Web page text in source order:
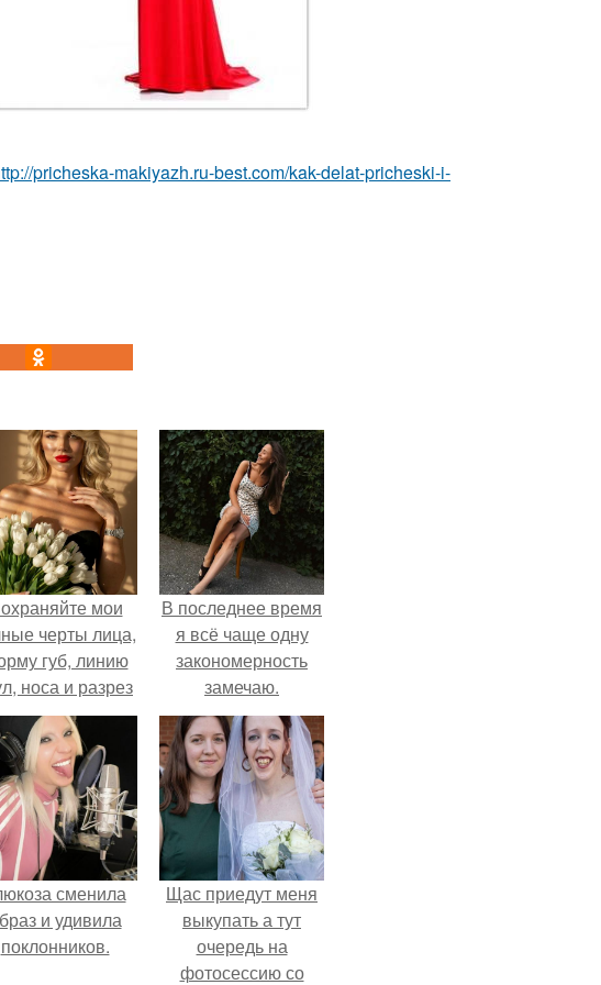
pricheska-makiyazh.ru-best.com/kak-delat-pricheski-i-
мои
черты лица,
губ, линию
носа и разрез
глаз.
В последнее время
я всё чаще одну
закономерность
замечаю.
сменила
и удивила
поклонников.
Щас приедут меня
выкупать а тут
очередь на
фотосессию со